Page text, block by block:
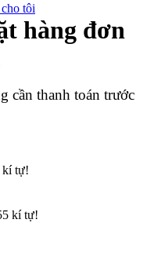
tôi
hàng đơn
cần thanh toán trước
kí tự!
kí tự!